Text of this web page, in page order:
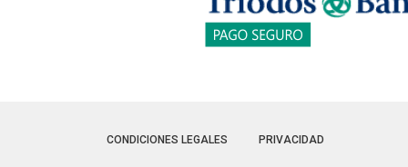
CONDICIONES LEGALES PRIVACIDAD